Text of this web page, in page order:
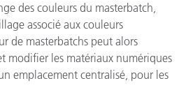
des couleurs du masterbatch,
associé aux couleurs
de masterbatchs peut alors
modifier les matériaux numériques
emplacement centralisé, pour les